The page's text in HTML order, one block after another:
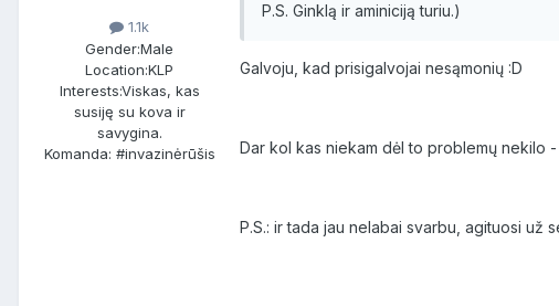
1.1k
Gender:Male
Location:KLP
Interests:Viskas, kas
susiję su kova ir
savygina.
Komanda: #invazinėrūšis
P.S. Ginklą ir aminiciją turiu.)
Galvoju, kad prisigalvojai nesąmonių :D
Dar kol kas niekam dėl to problemų nekilo
P.S.: ir tada jau nelabai svarbu, agituosi už